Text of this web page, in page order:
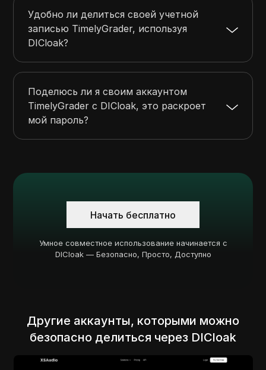
Удобно ли делиться своей учетной
записью TimelyGrader, используя
DICloak?
Поделюсь ли я своим аккаунтом
TimelyGrader с DICloak, это раскроет
мой пароль?
Начать бесплатно
Умное совместное использование начинается с
DICloak — Безопасно, Просто, Доступно
Другие аккаунты, которыми можно
безопасно делиться через DICloak